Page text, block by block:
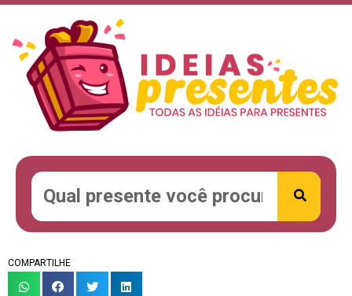
COMPARTILHE